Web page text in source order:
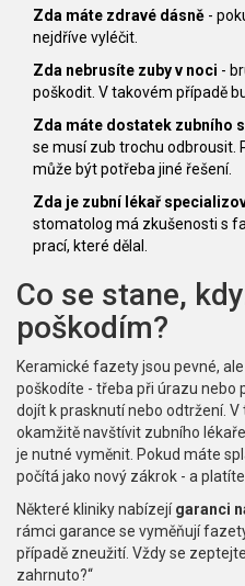
Zda máte zdravé dásně -
nejdříve vyléčit.
Zda nebrusíte zuby v noci -
poškodit. V takovém případě
Zda máte dostatek zubního
se musí zub trochu odbrousit.
může být potřeba jiné řešení.
Zda je zubní lékař
stomatolog má zkušenosti s
prací, které dělal.
Co se stane,
poškodím?
Keramické fazety jsou pevné,
poškodíte - třeba při úrazu nebo
dojít k prasknutí nebo odtržení.
okamžitě navštívit zubního
je nutné vyměnit. Pokud máte
počítá jako nový zákrok - a
Některé kliniky nabízejígaranci
rámci garance se vyměňují
případě zneužití. Vždy se
zahrnuto?“